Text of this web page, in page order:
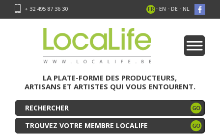
+ 32 495 87 36 30 FR - EN - DE - NL
LA PLATE-FORME DES PRODUCTEURS,
ARTISANS ET ARTISTES QUI VOUS ENTOURENT.
TROUVEZ VOTRE MEMBRE LOCALIFE